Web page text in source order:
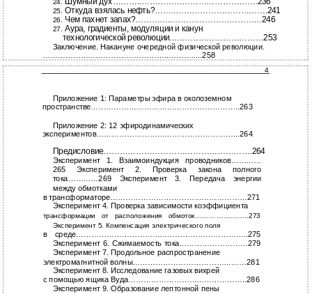
24.
25. Откуда взялась нефть?……..…………………………….241
26. Чем пахнет запах?…………..……………………………246
27. Аура, градиенты, модуляции и канун
технологической революции..……………………………253
Заключение. Накануне очередной физической революции.
…………………………………………..……….....258
4
Приложение 1: Параметры эфира в околоземном
пространстве…………………………………………………..263
Приложение 2: 12 эфиродинамических
экспериментов………………………………………………...264
Предисловие……………………………………………….264
Эксперимент 1. Взаимоиндукция проводников…………
265 Эксперимент 2. Проверка закона полного
тока…………269 Эксперимент 3. Передача энергии
между обмотками
в трансформаторе………………………………………………271
Эксперимент 4. Проверка зависимости коэффициента
трансформации от расположения обмоток…………………..273
Эксперимент 5. Компенсация электрического поля
в среде…………………………………………………………..275
Эксперимент 6. Сжимаемость тока………………………279
Эксперимент 7. Продольное распространение
электромагнитной волны………………………………………281
Эксперимент 8. Исследование газовых вихрей
с помощью ящика Вуда………………………………………..286
Эксперимент 9. Образование лептонной пены